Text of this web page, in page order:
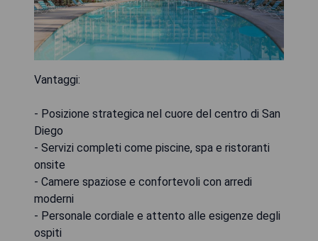
Vantaggi:
- Posizione strategica nel cuore del centro di San
Diego
- Servizi completi come piscine, spa e ristoranti
onsite
- Camere spaziose e confortevoli con arredi
moderni
- Personale cordiale e attento alle esigenze degli
ospiti